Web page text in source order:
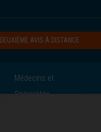
DEUXIÈME AVIS À DISTANCE
Médecins et
Spécialités